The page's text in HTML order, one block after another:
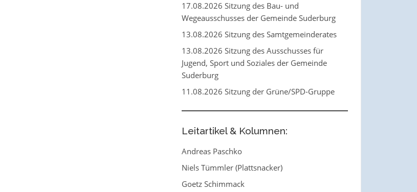
17.08.2026 Sitzung des Bau- und
Wegeausschusses der Gemeinde Suderburg
13.08.2026 Sitzung des Samtgemeinderates
13.08.2026 Sitzung des Ausschusses für
Jugend, Sport und Soziales der Gemeinde
Suderburg
11.08.2026 Sitzung der Grüne/SPD-Gruppe
Leitartikel & Kolumnen:
Andreas Paschko
Niels Tümmler (Plattsnacker)
Goetz Schimmack